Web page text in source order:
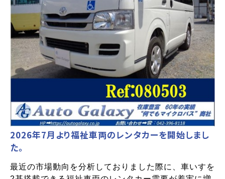
2026年7月より福祉車両のレンタカーを開始しまし
た。
最近の市場動向を分析しておりました際に、車いすを